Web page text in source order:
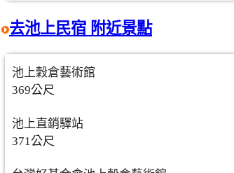
去池上民宿 附近景點
池上穀倉藝術館
369公尺
池上直銷驛站
371公尺